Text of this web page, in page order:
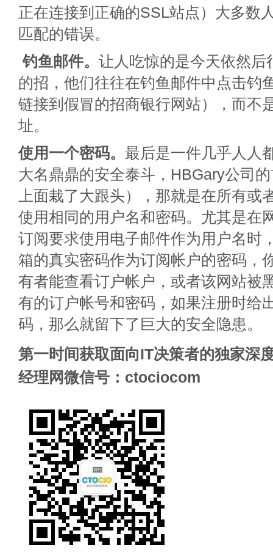
正在连接到正确的SSL站点）大多数
匹配的错误。
钓鱼邮件。 让人吃惊的是今天依然后
的招，他们往往在钓鱼邮件中点击钓
链接到假冒的招商银行网站），而不
址。
使用一个密码。 最后是一件几乎人人
大名鼎鼎的安全泰斗，HBGary公司
上面栽了大跟头），那就是在所有或
使用相同的用户名和密码。尤其是在
订阅要求使用电子邮件作为用户名时
箱的真实密码作为订阅帐户的密码，
有者能查看订户帐户，或者该网站被
有的订户帐号和密码，如果注册时给
码，那么就留下了巨大的安全隐患。
第一时间获取面向IT决策者的独家深
经理网微信号：ctociocom